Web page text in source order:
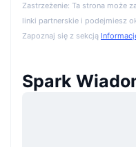
Zastrzeżenie: Ta strona może
linki partnerskie i podejmiesz
Zapoznaj się z sekcją
Spark